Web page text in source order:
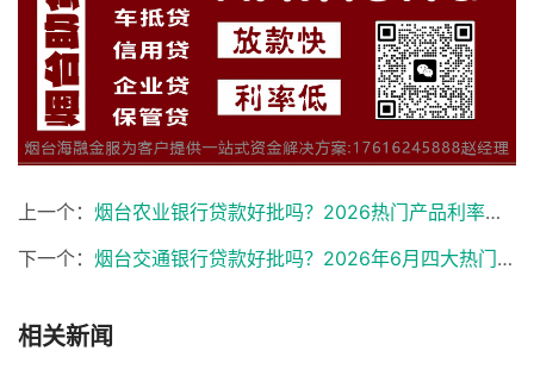
上一个： 烟台农业银行贷款好批吗？2026热门产品利率、条件与申请攻略
下一个： 烟台交通银行贷款好批吗？2026年6月四大热门产品利率、条件与申请避坑指南
相关新闻